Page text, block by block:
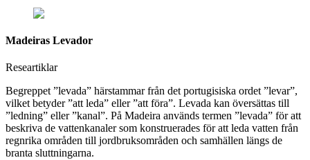
Madeiras Levador
Researtiklar
Begreppet ”levada” härstammar från det portugisiska ordet ”levar”,
vilket betyder ”att leda” eller ”att föra”. Levada kan översättas till
”ledning” eller ”kanal”. På Madeira används termen ”levada” för att
beskriva de vattenkanaler som konstruerades för att leda vatten från
regnrika områden till jordbruksområden och samhällen längs de
branta sluttningarna.